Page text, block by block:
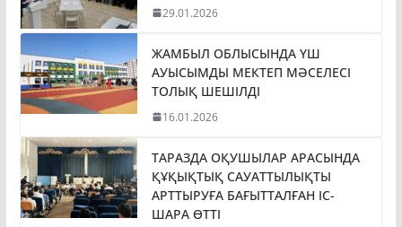
29.01.2026
ЖАМБЫЛ ОБЛЫСЫНДА ҮШ
АУЫСЫМДЫ МЕКТЕП МӘСЕЛЕСІ
ТОЛЫҚ ШЕШІЛДІ
16.01.2026
ТАРАЗДА ОҚУШЫЛАР АРАСЫНДА
ҚҰҚЫҚТЫҚ САУАТТЫЛЫҚТЫ
АРТТЫРУҒА БАҒЫТТАЛҒАН ІС-
ШАРА ӨТТІ